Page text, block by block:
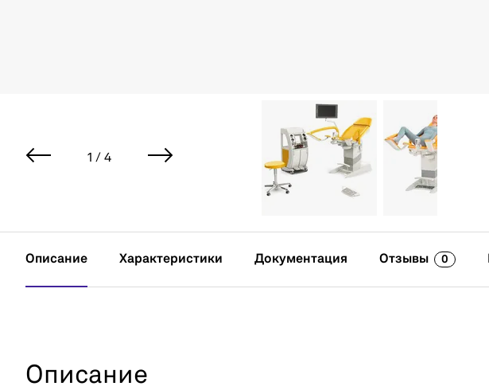
1 / 4
Описание Характеристики Документация Отзывы 0
Описание